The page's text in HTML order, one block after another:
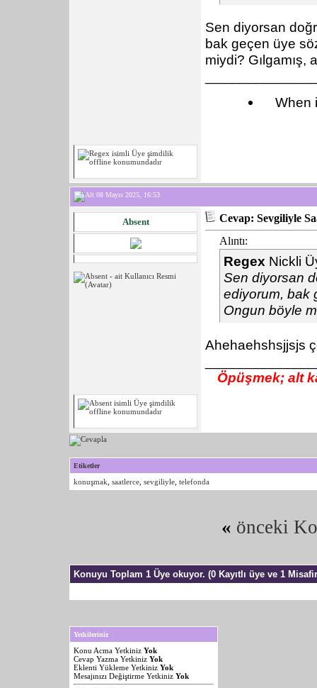
Sen diyorsan
bak geçen üye
miydi?
When
08 Mayıs 2025, 16:53
Absent
Cevap: Sevgiliyle
Alıntı:
Regex Nickli
Sen diyorsan
ediyorum, bak
Ongun böyle
Ahehaehshsjjsjs
Öpüşmek; alt
Etiketler
konuşmak saatlerce sevgiliyle telefonda
« önceki
Konuyu Toplam 1 Üye okuyor. (0 Kayıtlı üye ve 1
Yetkileriniz
Konu Acma Yetkiniz Yok
Cevap Yazma Yetkiniz Yok
Eklenti Yükleme Yetkiniz Yok
Mesajınızı Değiştirme Yetkiniz Yok